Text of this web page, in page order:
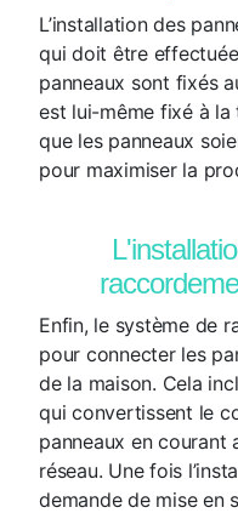
L’installation des
qui doit être
panneaux sont fixés
est lui-même fixé à
que les panneaux
pour maximiser la
Enfin, le système de
pour connecter les
de la maison. Cela
qui convertissent le
panneaux en courant
réseau. Une fois
demande de mise en